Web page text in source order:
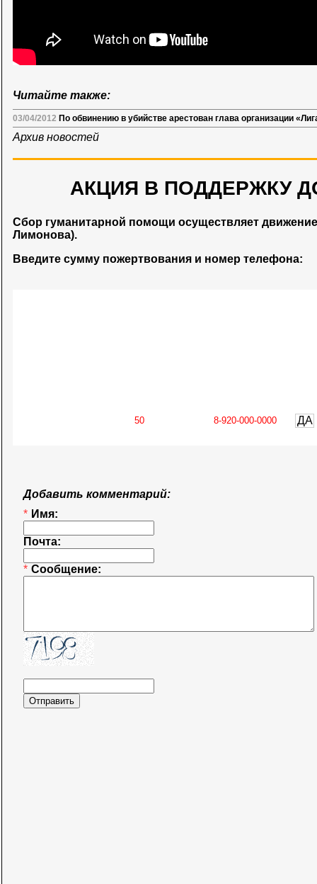
Читайте также:
03/04/2012 По обвинению в убийстве арестован глава организации
Архив новостей
АКЦИЯ В ПОДДЕРЖКУ
Сбор гуманитарной помощи осуществляет
Лимонова).
Введите сумму пожертвования и номер телефона:
ДА
Добавить комментарий:
* Имя:
Почта:
* Сообщение: